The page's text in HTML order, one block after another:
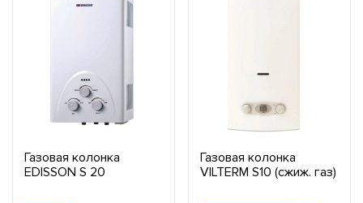
Газовая колонка
EDISSON S 20
Газовая колонка
VILTERM S10 (сжиж. газ)